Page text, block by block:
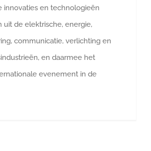
innovaties en technologieën
uit de elektrische, energie,
communicatie, verlichting en
en daarmee het
evenement in de